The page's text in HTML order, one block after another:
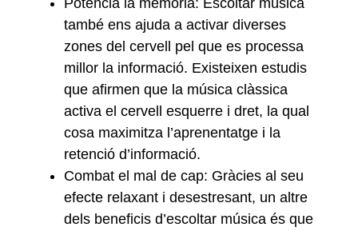
també ens ajuda a activar diverses
zones del cervell pel que es processa
millor la informació. Existeixen estudis
que afirmen que la música clàssica
activa el cervell esquerre i dret, la qual
cosa maximitza l’aprenentatge i la
retenció d’informació.
Combat el mal de cap: Gràcies al seu
efecte relaxant i desestresant, un altre
dels beneficis d’escoltar música és que